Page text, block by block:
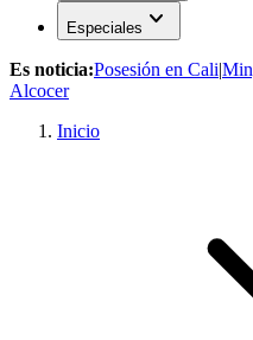
Especiales expand_more
Es noticia:Posesión en Cali|
Alcocer
Inicio